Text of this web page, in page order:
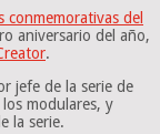
conmemorativas del
aniversario del año,
.
jefe de la serie de
los modulares, y
la serie.